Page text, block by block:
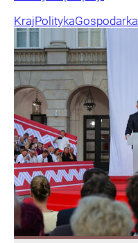
KrajPolitykaGospodarka